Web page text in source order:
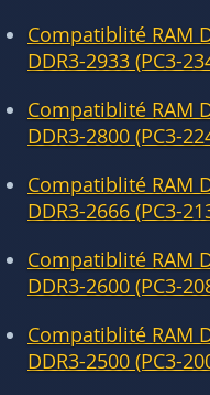
Compatiblité RAM
DDR3-2933 (PC3-
Compatiblité RAM
DDR3-2800 (PC3-
Compatiblité RAM
DDR3-2666 (PC3-
Compatiblité RAM
DDR3-2600 (PC3-
Compatiblité RAM
DDR3-2500 (PC3-